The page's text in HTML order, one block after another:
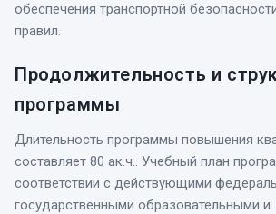
обеспечения транспортной
правил.
Продолжительность и
программы
Длительность программы повышения
составляет 80 ак.ч.. Учебный план
соответствии с действующими
государственными образовательными и